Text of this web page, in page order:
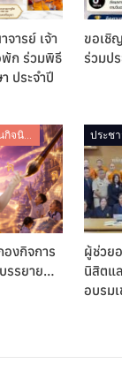
ารย์ เจ้า
พัก ร่วมพิธี
ประจำปี
ขอเชิ
ร่วมป
งกิจการ
รรยาย…
ประช
ผู้ช่วย
นิสิตแ
อบรม